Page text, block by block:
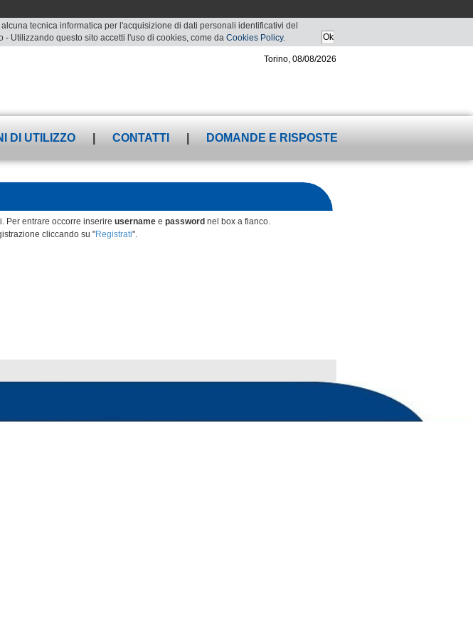
tecnica informatica per l'acquisizione di dati personali identificativi del
Utilizzando questo sito accetti l'uso di cookies, come da Cookies Policy.
Torino, 08/08/2026
DI UTILIZZO CONTATTI DOMANDE E RISPOSTE
Per entrare occorre inserire username e password nel box a fianco.
cliccando su "Registrati".